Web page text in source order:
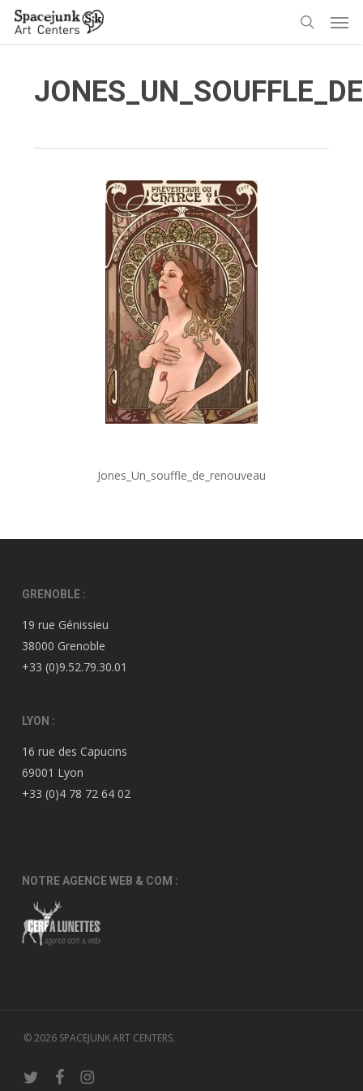
Skip
Jones_Un_souffle_de_renouveau
GRENOBLE :
19 rue Génissieu
38000 Grenoble
+33 (0)9.52.79.30.01
LYON :
16 rue des Capucins
69001 Lyon
+33 (0)4 78 72 64 02
NOTRE AGENCE WEB & COM :
© 2026 SPACEJUNK ART CENTERS.
twitter facebookinstagram